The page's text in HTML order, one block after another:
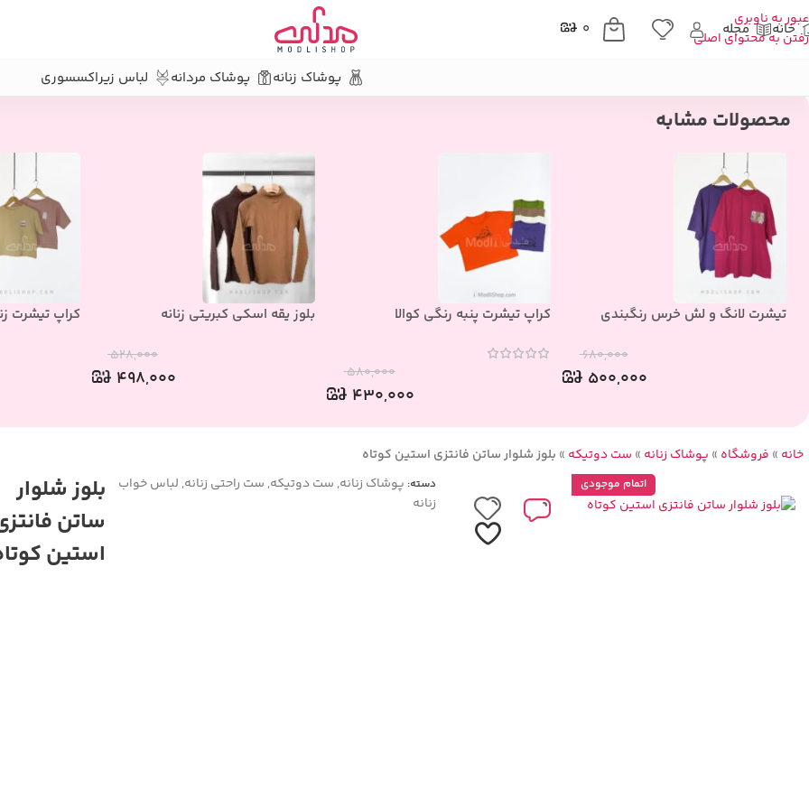
عبور به ناوبری
رفتن به محتوای اصلی
خانه مجله ۰
پوشاک زنانه پوشاک مردانه لباس زیراکسسوری بلوز شلوار ساتن فانتزی استین کوتاه
محصولات مشابه
تیشرت لانگ و لش خرس رنگبندی
۶۸۰,۰۰۰
۵۰۰,۰۰۰
کراپ تیشرت پنبه رنگی کوالا
۵۸۰,۰۰۰
۴۳۰,۰۰۰
بلوز یقه اسکی کبریتی زنانه
۵۲۸,۰۰۰
۴۹۸,۰۰۰
کراپ تیشرت
خانه » فروشگاه » پوشاک زنانه » ست دوتیکه » بلوز شلوار ساتن فانتزی استین کوتاه
اتمام موجودی دسته: پوشاک زنانه, ست دوتیکه, ست راحتی زنانه, لباس خواب
زنانه
بلوز شلوار
ساتن
استین